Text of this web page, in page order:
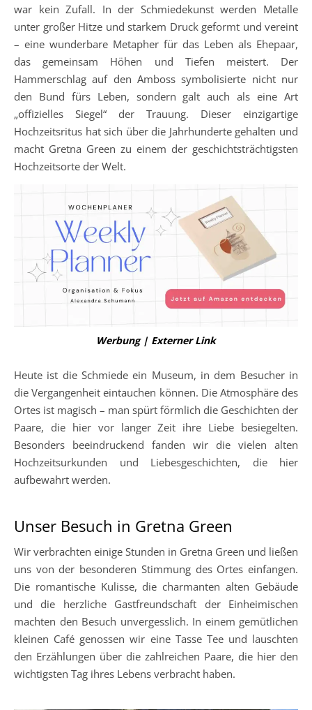
war kein Zufall. In der Schmiedekunst werden Metalle
unter großer Hitze und starkem Druck geformt und vereint
– eine wunderbare Metapher für das Leben als Ehepaar,
das gemeinsam Höhen und Tiefen meistert. Der
Hammerschlag auf den Amboss symbolisierte nicht nur
den Bund fürs Leben, sondern galt auch als eine Art
„offizielles Siegel“ der Trauung. Dieser einzigartige
Hochzeitsritus hat sich über die Jahrhunderte gehalten und
macht Gretna Green zu einem der geschichtsträchtigsten
Hochzeitsorte der Welt.
Werbung | Externer Link
Heute ist die Schmiede ein Museum, in dem Besucher in
die Vergangenheit eintauchen können. Die Atmosphäre des
Ortes ist magisch – man spürt förmlich die Geschichten der
Paare, die hier vor langer Zeit ihre Liebe besiegelten.
Besonders beeindruckend fanden wir die vielen alten
Hochzeitsurkunden und Liebesgeschichten, die hier
aufbewahrt werden.
Unser Besuch in Gretna Green
Wir verbrachten einige Stunden in Gretna Green und ließen
uns von der besonderen Stimmung des Ortes einfangen.
Die romantische Kulisse, die charmanten alten Gebäude
und die herzliche Gastfreundschaft der Einheimischen
machten den Besuch unvergesslich. In einem gemütlichen
kleinen Café genossen wir eine Tasse Tee und lauschten
den Erzählungen über die zahlreichen Paare, die hier den
wichtigsten Tag ihres Lebens verbracht haben.